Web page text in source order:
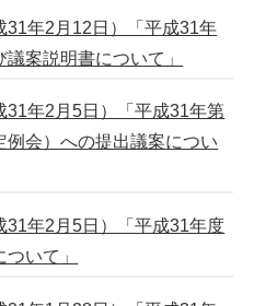
31年2月12日）「平成31年
案説明書について」
31年2月5日）「平成31年第
例会）への提出議案につい
31年2月5日）「平成31年度
いて」